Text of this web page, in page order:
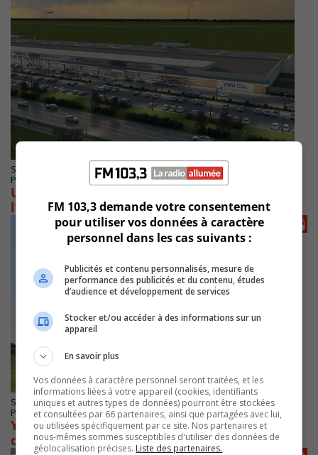
SAINT-HUBERT
Publié le 15 novembre 2023 à 15h30
Un documentaire sur le développement de
l’aéroport
SAINT-HUBERT
Publié le 25 octobre 2023 à 16h47
YHU s’explique sur les gros porteurs sans
convaincre ses opposants
FM 103,3 demande votre consentement
pour utiliser vos données à caractère
personnel dans les cas suivants :
Publicités et contenu personnalisés, mesure de
performance des publicités et du contenu, études
d’audience et développement de services
Stocker et/ou accéder à des informations sur un
appareil
En savoir plus
Vos données à caractère personnel seront traitées, et les
informations liées à votre appareil (cookies, identifiants
uniques et autres types de données) pourront être stockées
et consultées par 66 partenaires, ainsi que partagées avec lui,
ou utilisées spécifiquement par ce site. Nos partenaires et
nous-mêmes sommes susceptibles d'utiliser des données de
géolocalisation précises. Liste des partenaires.